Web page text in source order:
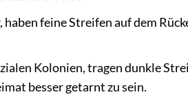
feine Streifen auf dem
Kolonien, tragen dunkle
besser getarnt zu sein.